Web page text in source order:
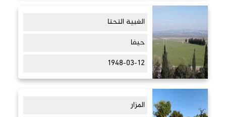
الغبية التحتا
حيفا
1948-03-12
المزار